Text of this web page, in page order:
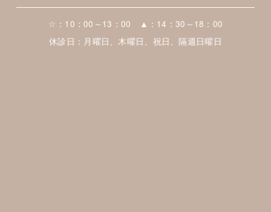
☆：10：00～13：00 ▲：14：30～18：00
休診日：月曜日、木曜日、祝日、隔週日曜日